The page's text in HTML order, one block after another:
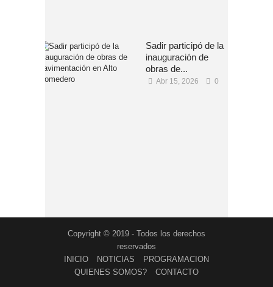
Sadir participó de la
inauguración de
obras de...
Abr 15, 2026 0
Copyright © 2019 - Todos los derechos
reservados
INICIO
NOTICIAS
PROGRAMACION
QUIENES SOMOS?
CONTACTO